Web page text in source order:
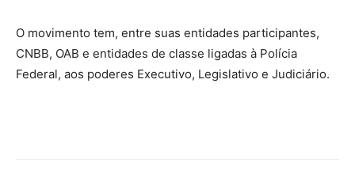
O movimento tem, entre suas entidades participantes,
CNBB, OAB e entidades de classe ligadas à Polícia
Federal, aos poderes Executivo, Legislativo e Judiciário.